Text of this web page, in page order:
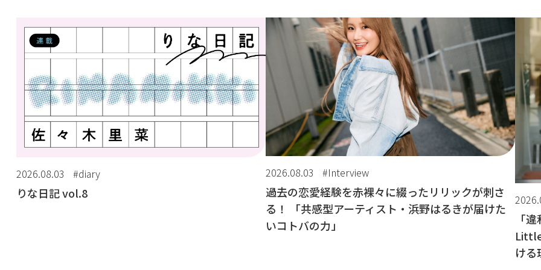
2026.08.03 #diary
りな日記 vol.8
2026.08.03 #Interview
過去の恋愛経験を赤裸々に綴ったリリックが刺さ
る！ 「共感型アーティスト・浜野はるきが届けた
いコトバの力」
「
ける